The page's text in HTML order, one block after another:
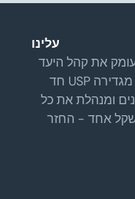
עלינו
360 שמבינה לעומק את קהל היעד
שלכם, מומחית במגוון אפיקי פרסום, מגדירה USP חד
ומנהלת את כל
אחד - החזר